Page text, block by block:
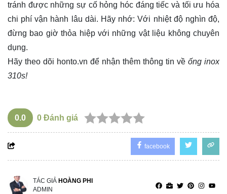
tránh được những sự cố hỏng hóc đáng tiếc và tối ưu hóa
chi phí vận hành lâu dài. Hãy nhớ: Với nhiệt độ nghìn độ,
đừng bao giờ thỏa hiệp với những vật liệu không chuyên
dụng.
Hãy theo dõi honto.vn để nhận thêm thông tin về ống inox
310s!
0.0 0 Đánh giá
facebook
TÁC GIẢ HOÀNG PHI
ADMIN